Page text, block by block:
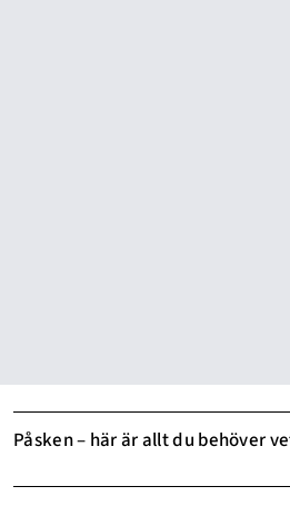
Påsken – här är allt du behöver